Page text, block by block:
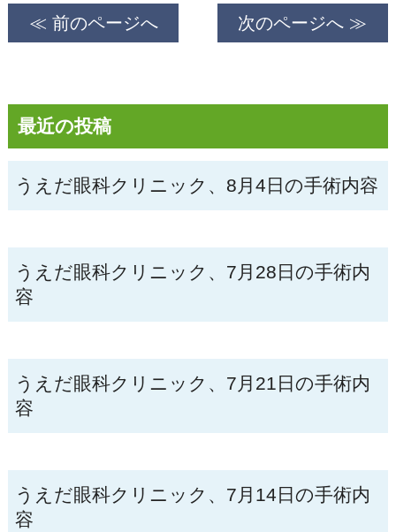
最近の投稿
うえだ眼科クリニック、8月4日の手術内容
うえだ眼科クリニック、7月28日の手術内
容
うえだ眼科クリニック、7月21日の手術内
容
うえだ眼科クリニック、7月14日の手術内
容
≪ 前のページへ 次のページへ ≫